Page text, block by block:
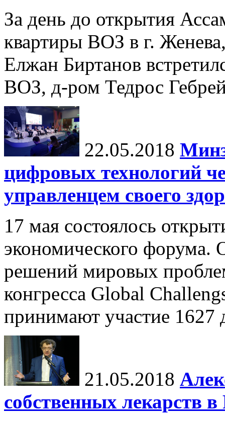
За день до открытия
квартиры ВОЗ в г.
Елжан Биртанов
ВОЗ, д-ром Тедрос
22.05.2018
цифровых технологий
управленцем своего
17 мая состоялось
экономического форума.
решений мировых
конгресса Global
принимают участие 1627
21.05.2018
собственных лекарств